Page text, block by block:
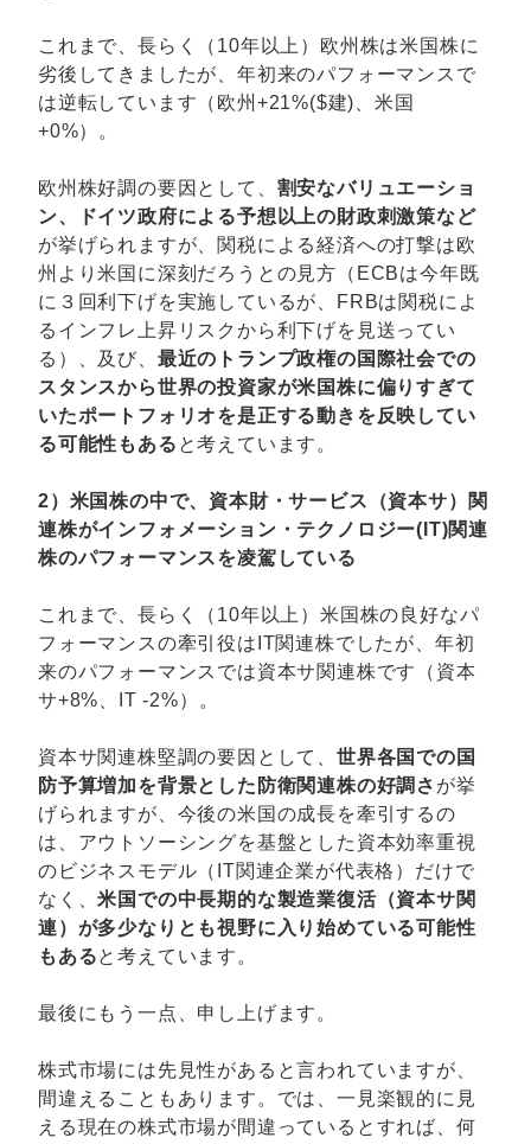
これまで、長らく（10年以上）欧州株は米国株に
劣後してきましたが、年初来のパフォーマンスで
は逆転しています（欧州+21%($建)、米国
+0%）。
欧州株好調の要因として、 割安なバリュエーショ
ン、ドイツ政府による予想以上の財政刺激策など
が挙げられますが、関税による経済への打撃は欧
州より米国に深刻だろうとの見方（ECBは今年既
に３回利下げを実施しているが、FRBは関税によ
るインフレ上昇リスクから利下げを見送ってい
る）、及び、 最近のトランプ政権の国際社会での
スタンスから世界の投資家が米国株に偏りすぎて
いたポートフォリオを是正する動きを反映してい
る可能性もある と考えています。
2）米国株の中で、資本財・サービス（資本サ）関
連株がインフォメーション・テクノロジー(IT)関連
株のパフォーマンスを凌駕している
これまで、長らく（10年以上）米国株の良好なパ
フォーマンスの牽引役はIT関連株でしたが、年初
来のパフォーマンスでは資本サ関連株です（資本
サ+8%、IT -2%）。
資本サ関連株堅調の要因として、 世界各国での国
防予算増加を背景とした防衛関連株の好調さ が挙
げられますが、今後の米国の成長を牽引するの
は、アウトソーシングを基盤とした資本効率重視
のビジネスモデル（IT関連企業が代表格）だけで
なく、米国での中長期的な製造業復活（資本サ関
連）が多少なりとも視野に入り始めている可能性
もあると考えています。
最後にもう一点、申し上げます。
株式市場には先見性があると言われていますが、
間違えることもあります。では、一見楽観的に見
える現在の株式市場が間違っているとすれば、何